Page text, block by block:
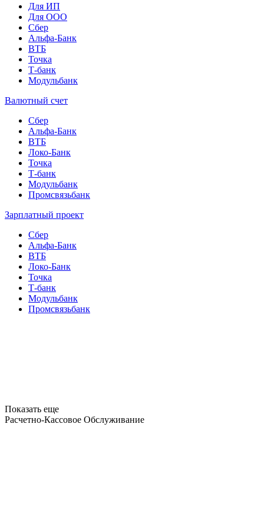
Для ИП
Для ООО
Сбер
Альфа-Банк
ВТБ
Точка
Т-банк
Модульбанк
Валютный счет
Сбер
Альфа-Банк
ВТБ
Локо-Банк
Точка
Т-банк
Модульбанк
Промсвязьбанк
Зарплатный проект
Сбер
Альфа-Банк
ВТБ
Локо-Банк
Точка
Т-банк
Модульбанк
Промсвязьбанк
Показать еще
Расчетно-Кассовое Обслуживание